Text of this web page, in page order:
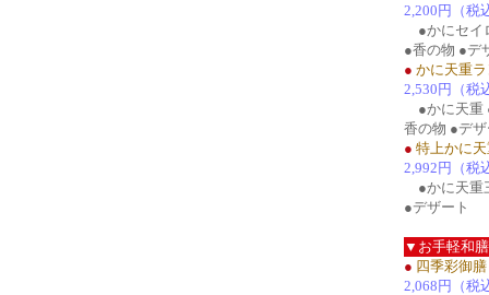
2,200円（税
●かにセイ
●香の物 ●デ
● かに天重
2,530円（税
●かに天重
香の物 ●デ
● 特上かに
2,992円（税
●かに天重
●デザート
▼お手軽和
● 四季彩御膳
2,068円（税